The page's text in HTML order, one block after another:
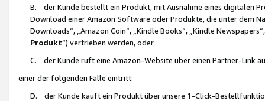
B. der Kunde bestellt ein Produkt, mit Ausnahme eines digitalen
Download einer Amazon Software oder Produkte, die unter dem
Downloads“, „Amazon Coin“, „Kindle Books“, „Kindle
Produkt“) vertrieben werden, oder
C. der Kunde ruft eine Amazon-Website über einen Partner-Link
einer der folgenden Fälle eintritt:
D. der Kunde kauft ein Produkt über unsere 1-Click-